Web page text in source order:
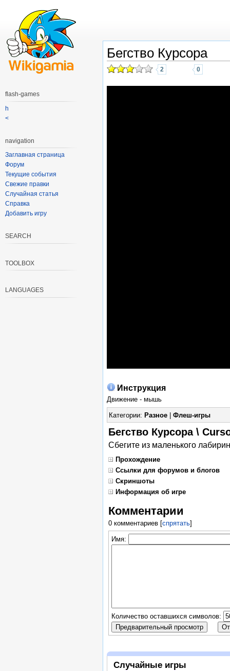
Бегство Курсора
2 0
Инструкция
Движение - мышь
Категории: Разное| Флеш-игры
Бегство Курсора \
Сбегите из маленького
Прохождение
Ссылки для форумов и блогов
Скриншоты
Информация об игре
Комментарии
0 комментариев[спрятать]
Имя:
Количество оставшихся символов:
Случайные игры
flash-games
h
<
navigation
Заглавная страница
Форум
Текущие события
Свежие правки
Случайная статья
Справка
Добавить игру
SEARCH
TOOLBOX
LANGUAGES